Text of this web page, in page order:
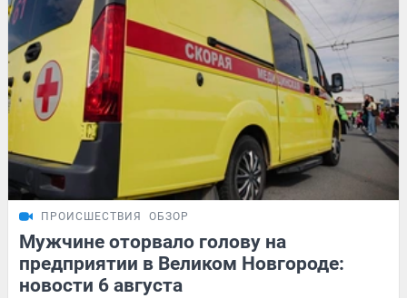
ПРОИСШЕСТВИЯ ОБЗОР
Мужчине оторвало голову на
предприятии в Великом Новгороде:
новости 6 августа